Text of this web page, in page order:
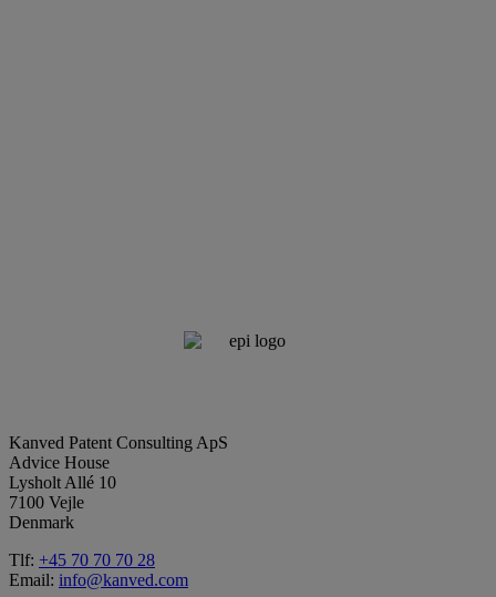
Kanved Patent Consulting ApS
Advice House
Lysholt Allé 10
7100 Vejle
Denmark
Tlf: +45 70 70 70 28
Email: info@kanved.com